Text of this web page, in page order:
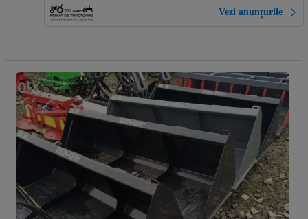
Vezi anunțurile